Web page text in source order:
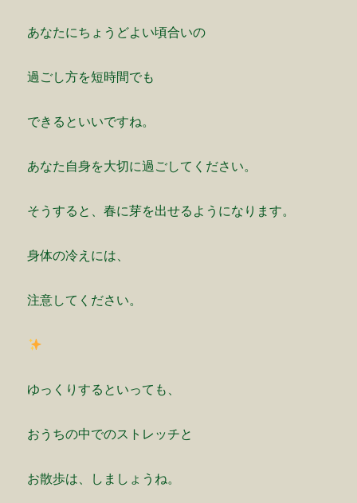
あなたにちょうどよい頃合いの
過ごし方を短時間でも
できるといいですね。
あなた自身を大切に過ごしてください。
そうすると、春に芽を出せるようになります。
身体の冷えには、
注意してください。
ゆっくりするといっても、
おうちの中でのストレッチと
お散歩は、しましょうね。